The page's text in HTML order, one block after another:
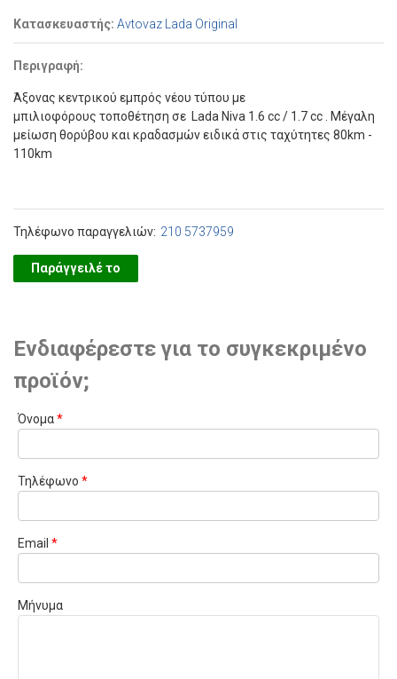
Κατασκευαστής: Avtovaz Lada Original
Περιγραφή:
Άξονας κεντρικού εμπρός νέου τύπου με
μπιλιοφόρους τοποθέτηση σε Lada Niva 1.6 cc / 1.7 cc . Μέγαλη
μείωση θορύβου και κραδασμών ειδικά στις ταχύτητες 80km -
110km
Τηλέφωνο παραγγελιών: 210 5737959
Παράγγειλέ το
Ενδιαφέρεστε για το συγκεκριμένο
προϊόν;
Όνομα*
Τηλέφωνο *
Email *
Μήνυμα